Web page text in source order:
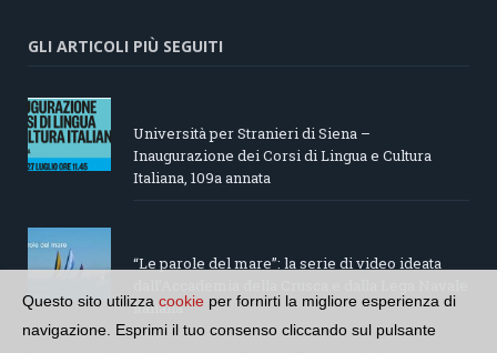
GLI ARTICOLI PIÙ SEGUITI
Università per Stranieri di Siena –
Inaugurazione dei Corsi di Lingua e Cultura
Italiana, 109a annata
“Le parole del mare”: la serie di video ideata
italiana
Questo sito utilizza cookie per fornirti la migliore esperienza di
navigazione. Esprimi il tuo consenso cliccando sul pulsante